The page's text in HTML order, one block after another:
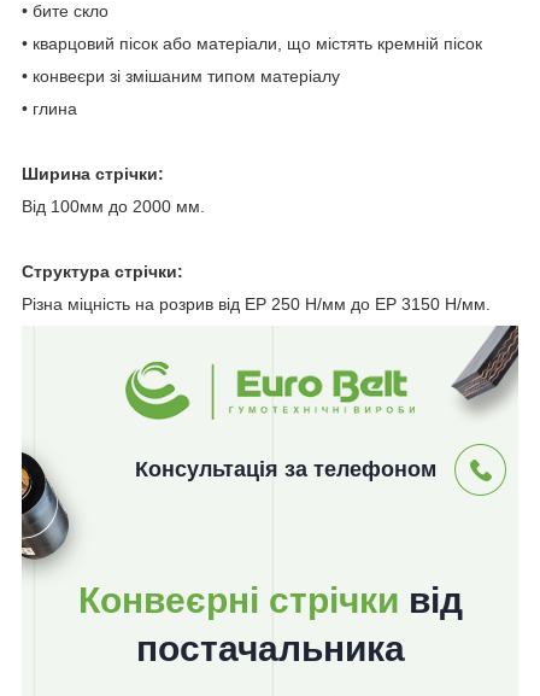
• бите скло
• кварцовий пісок або матеріали, що містять кремній пісок
• конвеєри зі змішаним типом матеріалу
• глина
Ширина стрічки:
Від 100мм до 2000 мм.
Структура стрічки:
Різна міцність на розрив від EP 250 Н/мм до EP 3150 Н/мм.
Консультація за телефоном
Конвеєрні стрічки від
постачальника